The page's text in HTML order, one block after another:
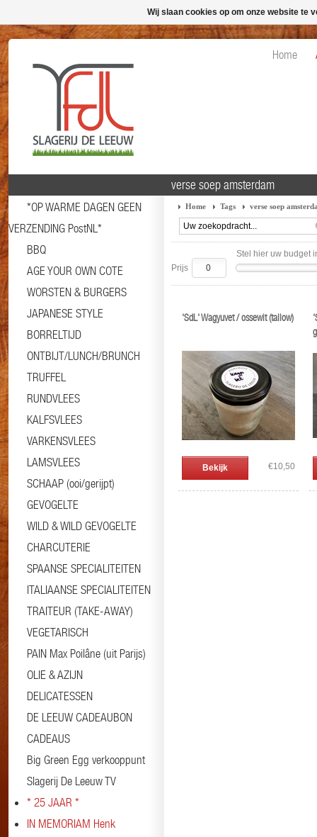
Home
*OP WARME DAGEN GEEN
VERZENDING PostNL*
BBQ
AGE YOUR OWN COTE
WORSTEN & BURGERS
JAPANESE STYLE
BORRELTIJD
ONTBIJT/LUNCH/BRUNCH
TRUFFEL
RUNDVLEES
KALFSVLEES
VARKENSVLEES
LAMSVLEES
SCHAAP (ooi/gerijpt)
GEVOGELTE
WILD & WILD GEVOGELTE
CHARCUTERIE
SPAANSE SPECIALITEITEN
ITALIAANSE SPECIALITEITEN
TRAITEUR (TAKE-AWAY)
VEGETARISCH
PAIN Max Poilâne (uit Parijs)
OLIE & AZIJN
DELICATESSEN
DE LEEUW CADEAUBON
CADEAUS
Big Green Egg verkooppunt
Slagerij De Leeuw TV
* 25 JAAR *
IN MEMORIAM Henk
verse soep amsterdam
Home Tags verse soep
Stel hier uw budget
Prijs
'SdL' Wagyuvet / ossewit (tallow)
Bekijk €10,50
Wij slaan cookies op om onze website te